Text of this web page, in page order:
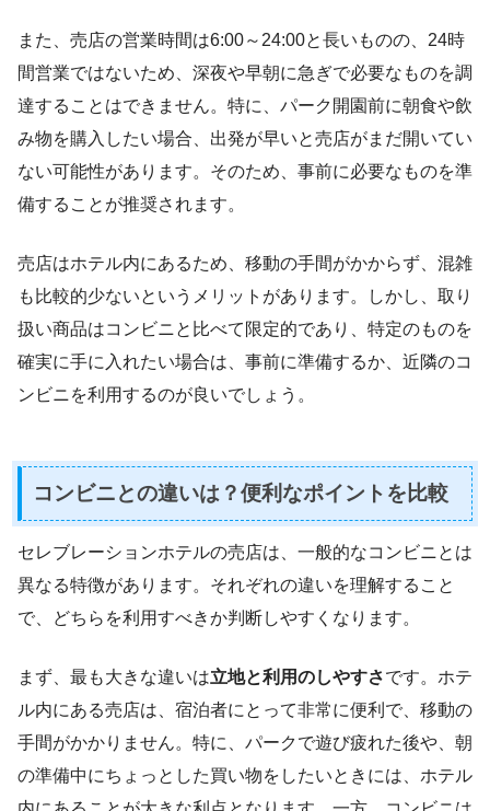
また、売店の営業時間は6:00～24:00と長いものの、24時
間営業ではないため、深夜や早朝に急ぎで必要なものを調
達することはできません。特に、パーク開園前に朝食や飲
み物を購入したい場合、出発が早いと売店がまだ開いてい
ない可能性があります。そのため、事前に必要なものを準
備することが推奨されます。
売店はホテル内にあるため、移動の手間がかからず、混雑
も比較的少ないというメリットがあります。しかし、取り
扱い商品はコンビニと比べて限定的であり、特定のものを
確実に手に入れたい場合は、事前に準備するか、近隣のコ
ンビニを利用するのが良いでしょう。
コンビニとの違いは？便利なポイントを比較
セレブレーションホテルの売店は、一般的なコンビニとは
異なる特徴があります。それぞれの違いを理解すること
で、どちらを利用すべきか判断しやすくなります。
まず、最も大きな違いは立地と利用のしやすさです。ホテ
ル内にある売店は、宿泊者にとって非常に便利で、移動の
手間がかかりません。特に、パークで遊び疲れた後や、朝
の準備中にちょっとした買い物をしたいときには、ホテル